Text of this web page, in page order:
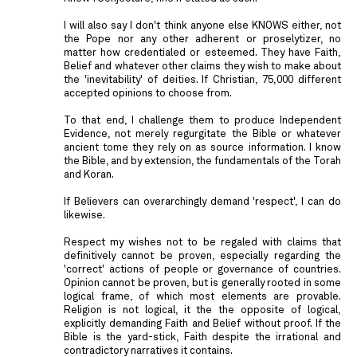
I will also say I don't think anyone else KNOWS either, not
the Pope nor any other adherent or proselytizer, no
matter how credentialed or esteemed. They have Faith,
Belief and whatever other claims they wish to make about
the 'inevitability' of deities. If Christian, 75,000 different
accepted opinions to choose from.
To that end, I challenge them to produce Independent
Evidence, not merely regurgitate the Bible or whatever
ancient tome they rely on as source information. I know
the Bible, and by extension, the fundamentals of the Torah
and Koran.
If Believers can overarchingly demand 'respect', I can do
likewise.
Respect my wishes not to be regaled with claims that
definitively cannot be proven, especially regarding the
'correct' actions of people or governance of countries.
Opinion cannot be proven, but is generally rooted in some
logical frame, of which most elements are provable.
Religion is not logical, it the the opposite of logical,
explicitly demanding Faith and Belief without proof. If the
Bible is the yard-stick, Faith despite the irrational and
contradictory narratives it contains.